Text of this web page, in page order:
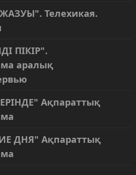
Телехикая.
ПІКІР".
аралық
Ақпараттық
ДНЯ" Ақпараттық